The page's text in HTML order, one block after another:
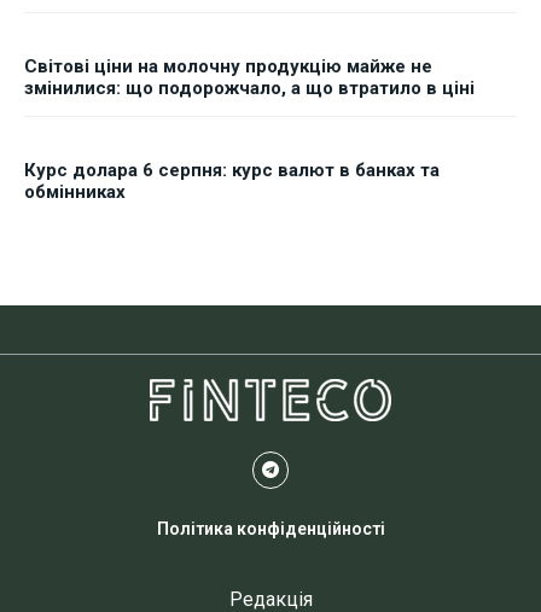
Світові ціни на молочну продукцію майже не
змінилися: що подорожчало, а що втратило в ціні
Курс долара 6 серпня: курс валют в банках та
обмінниках
Політика конфіденційності
Редакція